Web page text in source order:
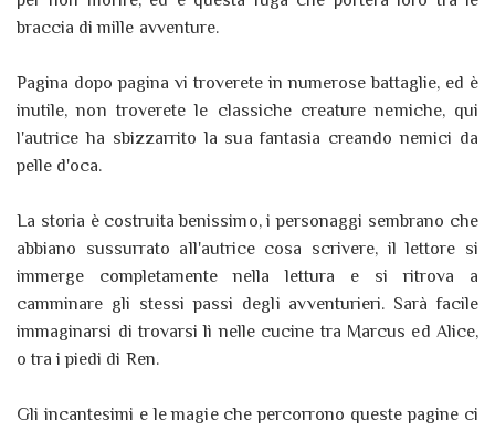
braccia di mille avventure.
Pagina dopo pagina vi troverete in numerose battaglie, ed è
inutile, non troverete le classiche creature nemiche, qui
l'autrice ha sbizzarrito la sua fantasia creando nemici da
pelle d'oca.
La storia è costruita benissimo, i personaggi sembrano che
abbiano sussurrato all'autrice cosa scrivere, il lettore si
immerge completamente nella lettura e si ritrova a
camminare gli stessi passi degli avventurieri. Sarà facile
immaginarsi di trovarsi lì nelle cucine tra Marcus ed Alice,
o tra i piedi di Ren.
Gli incantesimi e le magie che percorrono queste pagine ci